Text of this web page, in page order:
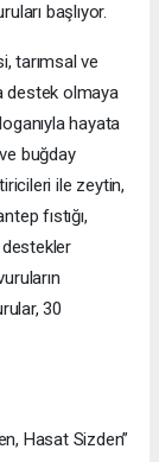
başlıyor.
tarımsal ve
destek olmaya
hayata
buğday
ile zeytin,
fıstığı,
30
Hasat Sizden”